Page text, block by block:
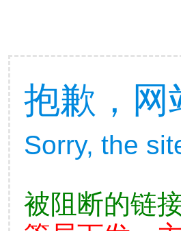
抱歉，网
Sorry, the
被阻断的链接